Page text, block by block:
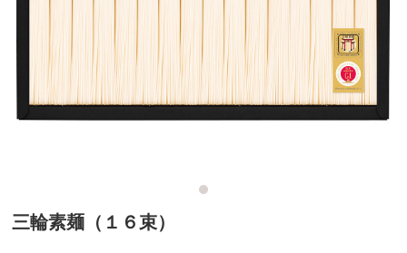
三輪素麺（１６束）